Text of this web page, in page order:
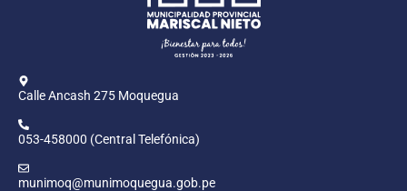
Calle Ancash 275 Moquegua
053-458000 (Central Telefónica)
munimoq@munimoquegua.gob.pe